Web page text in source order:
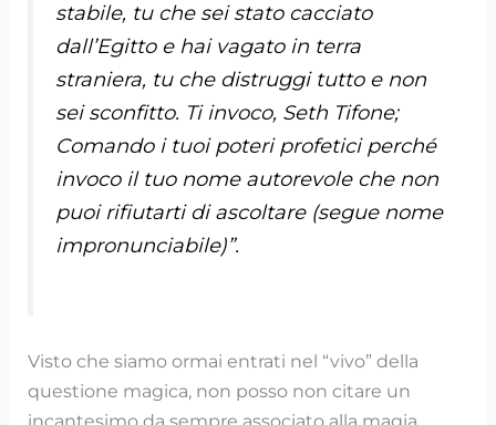
stabile, tu che sei stato cacciato
dall’Egitto e hai vagato in terra
straniera, tu che distruggi tutto e non
sei sconfitto. Ti invoco, Seth Tifone;
Comando i tuoi poteri profetici perché
invoco il tuo nome autorevole che non
puoi rifiutarti di ascoltare (segue nome
impronunciabile)”.
Visto che siamo ormai entrati nel “vivo” della
questione magica, non posso non citare un